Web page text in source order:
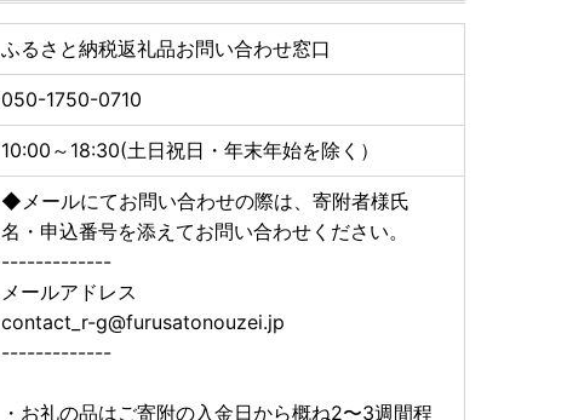
ふるさと納税返礼品お問い合わせ窓口
050-1750-0710
10:00～18:30(土日祝日・年末年始を除く）
◆メールにてお問い合わせの際は、寄附者様氏
名・申込番号を添えてお問い合わせください。
-------------
メールアドレス
contact_r-g@furusatonouzei.jp
-------------
・お礼の品はご寄附の入金日から概ね2〜3週間程